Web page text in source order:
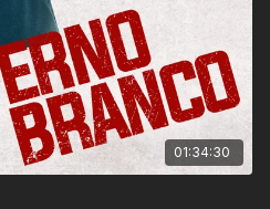
01:34:30